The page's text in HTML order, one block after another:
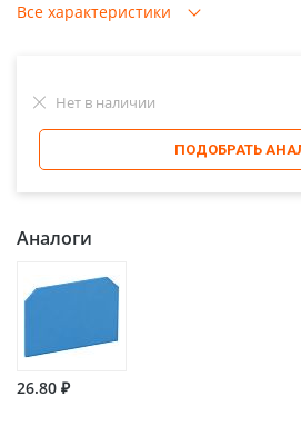
Все характеристики
Нет в наличии
ПОДОБРАТЬ
Аналоги
26.80 ₽